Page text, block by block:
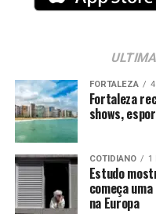
FORTALEZA
Fortaleza
shows,
COTIDIANO 1
Estudo
começa
na Europa